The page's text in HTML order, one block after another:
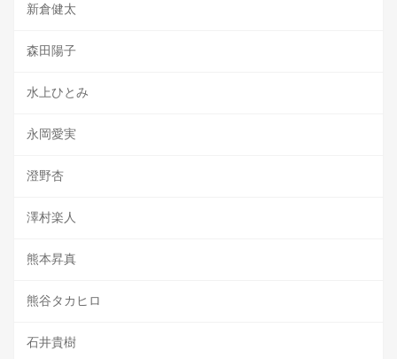
新倉健太
森田陽子
水上ひとみ
永岡愛実
澄野杏
澤村楽人
熊本昇真
熊谷タカヒロ
石井貴樹